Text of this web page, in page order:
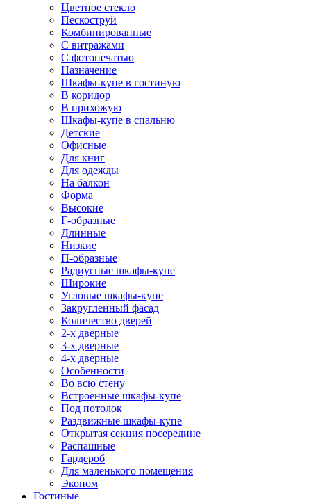
Цветное стекло
Пескоструй
Комбинированные
С витражами
С фотопечатью
Назначение
Шкафы-купе в гостиную
В коридор
В прихожую
Шкафы-купе в спальню
Детские
Офисные
Для книг
Для одежды
На балкон
Форма
Высокие
Г-образные
Длинные
Низкие
П-образные
Радиусные шкафы-купе
Широкие
Угловые шкафы-купе
Закругленный фасад
Количество дверей
2-х дверные
3-х дверные
4-х дверные
Особенности
Во всю стену
Встроенные шкафы-купе
Под потолок
Раздвижные шкафы-купе
Открытая секция посередине
Распашные
Гардероб
Для маленького помещения
Эконом
Гостиные